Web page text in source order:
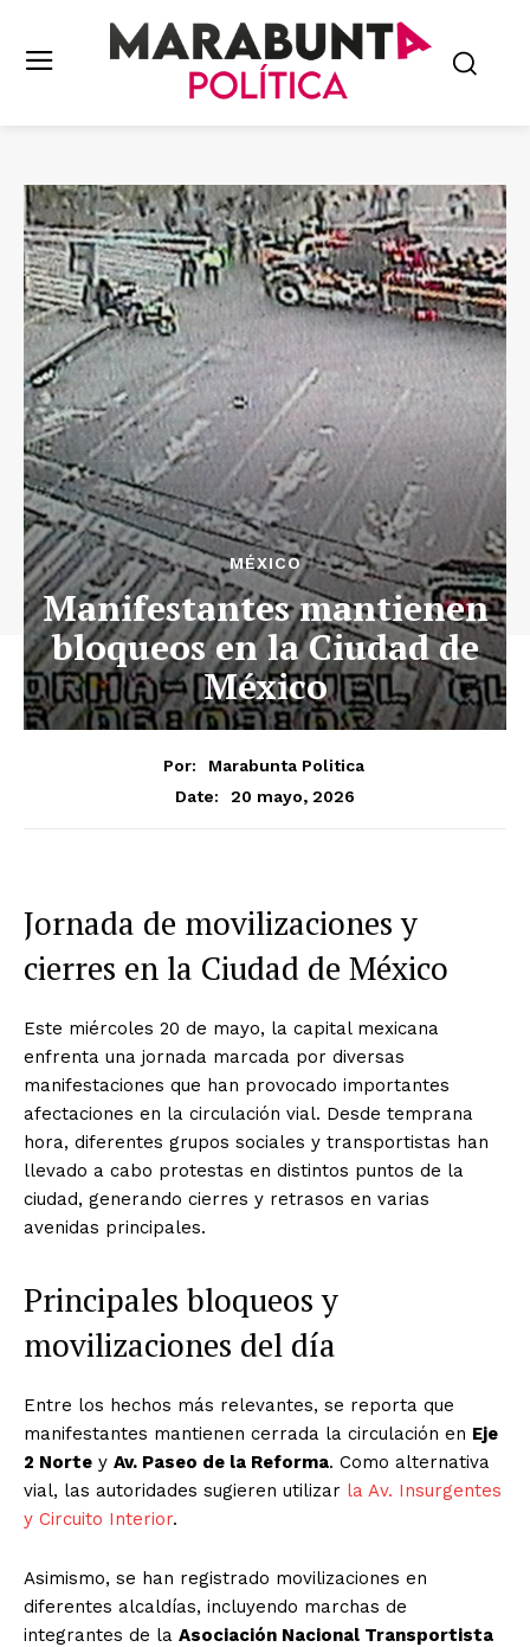
MÉXICO
Manifestantes mantienen
bloqueos en la Ciudad de
México
Por:
Marabunta Politica
Date:
20 mayo, 2026
Jornada de movilizaciones y
cierres en la Ciudad de México
Este miércoles 20 de mayo, la capital mexicana
enfrenta una jornada marcada por diversas
manifestaciones que han provocado importantes
afectaciones en la circulación vial. Desde temprana
hora, diferentes grupos sociales y transportistas han
llevado a cabo protestas en distintos puntos de la
ciudad, generando cierres y retrasos en varias
avenidas principales.
Principales bloqueos y
movilizaciones del día
Entre los hechos más relevantes, se reporta que
manifestantes mantienen cerrada la circulación en Eje
2 Norte y Av. Paseo de la Reforma. Como alternativa
vial, las autoridades sugieren utilizar la Av. Insurgentes
y Circuito Interior.
Asimismo, se han registrado movilizaciones en
diferentes alcaldías, incluyendo marchas de
integrantes de la Asociación Nacional Transportista